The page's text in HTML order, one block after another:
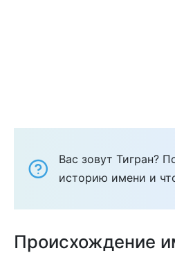
Вас зовут Тигран?
историю имени и
Происхождение